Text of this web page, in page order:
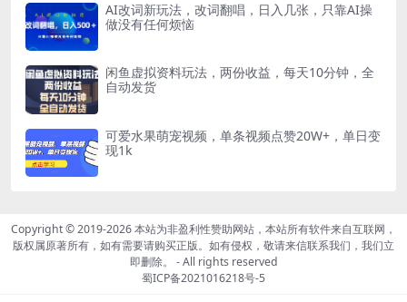
AI改词新玩法，改词翻唱，日入几张，只靠AI操
做没有任何烦恼
闲鱼虚拟资料玩法，两份收益，每天10分钟，全
自动发货
可爱水果萌宠视频，单条视频点赞20W+，单日变
现1k
Copyright © 2019-2026本站为非盈利性赞助网站，本站所有软件来自互联网，
版权属原著所有，如有需要请购买正版。如有侵权，敬请来信联系我们，我们立
即删除。
- All rights reserved
蜀ICP备2021016218号-5